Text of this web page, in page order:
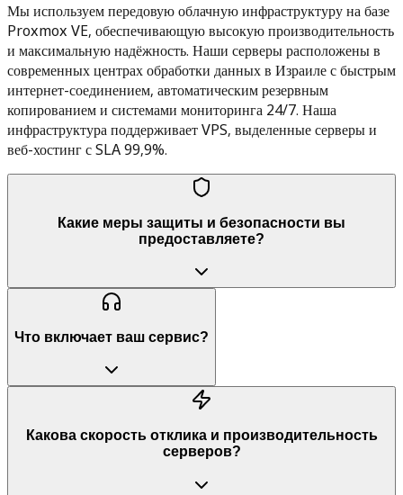
Мы используем передовую облачную инфраструктуру на базе
Proxmox VE, обеспечивающую высокую производительность
и максимальную надёжность. Наши серверы расположены в
современных центрах обработки данных в Израиле с быстрым
интернет-соединением, автоматическим резервным
копированием и системами мониторинга 24/7. Наша
инфраструктура поддерживает VPS, выделенные серверы и
веб-хостинг с SLA 99,9%.
Какие меры защиты и безопасности вы
предоставляете?
Что включает ваш сервис?
Какова скорость отклика и производительность
серверов?